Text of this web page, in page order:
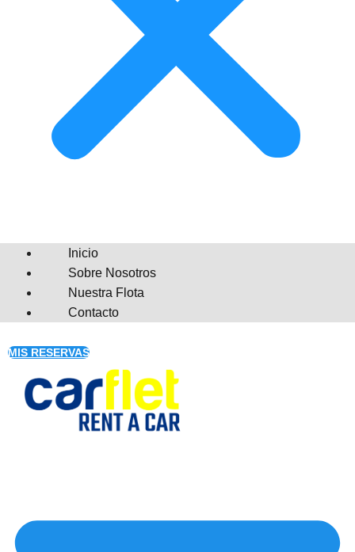
Inicio
Sobre Nosotros
Nuestra Flota
Contacto
MIS RESERVAS